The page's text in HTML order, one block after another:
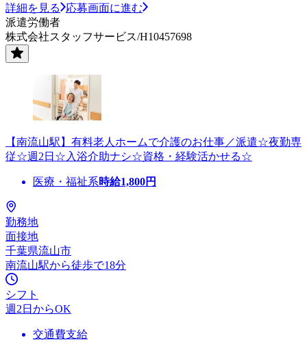
詳細を見る
応募画面に進む
派遣労働者
株式会社スタッフサービス/H10457698
【南流山駅】有料老人ホームで介護のお仕事／派遣☆夜勤専
従☆週2日☆入浴介助ナシ☆資格・経験活かせる☆
医療・福祉系時給1,800円
勤務地
面接地
千葉県流山市
南流山駅から徒歩で18分
シフト
週2日からOK
交通費支給